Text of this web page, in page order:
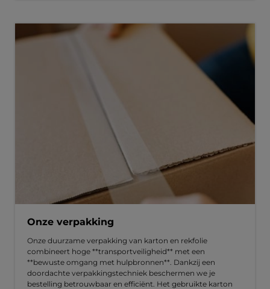
Onze verpakking
Onze duurzame verpakking van karton en rekfolie
combineert hoge **transportveiligheid** met een
**bewuste omgang met hulpbronnen**. Dankzij een
doordachte verpakkingstechniek beschermen we je
bestelling betrouwbaar en efficiënt. Het gebruikte karton